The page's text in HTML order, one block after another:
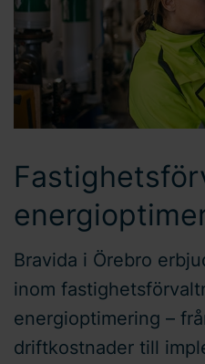
Bravida i Örebro
inom
energioptimering –
driftkostnader till